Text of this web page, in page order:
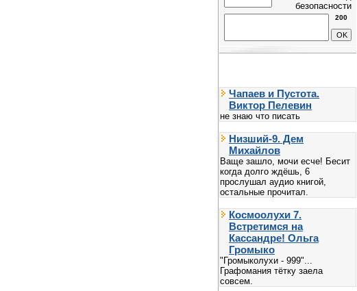
200
Чапаев и Пустота.
Виктор Пелевин
не знаю что писать
Низший-9. Дем
Михайлов
Ваще зашло, мочи есче! Бесит
когда долго ждёшь, 6
прослушал аудио книгой,
остальные прочитал.
Космоолухи 7.
Встретимся на
Кассандре! Ольга
Громыко
"Громыколухи - 999"...
Графомания тётку заела
совсем.